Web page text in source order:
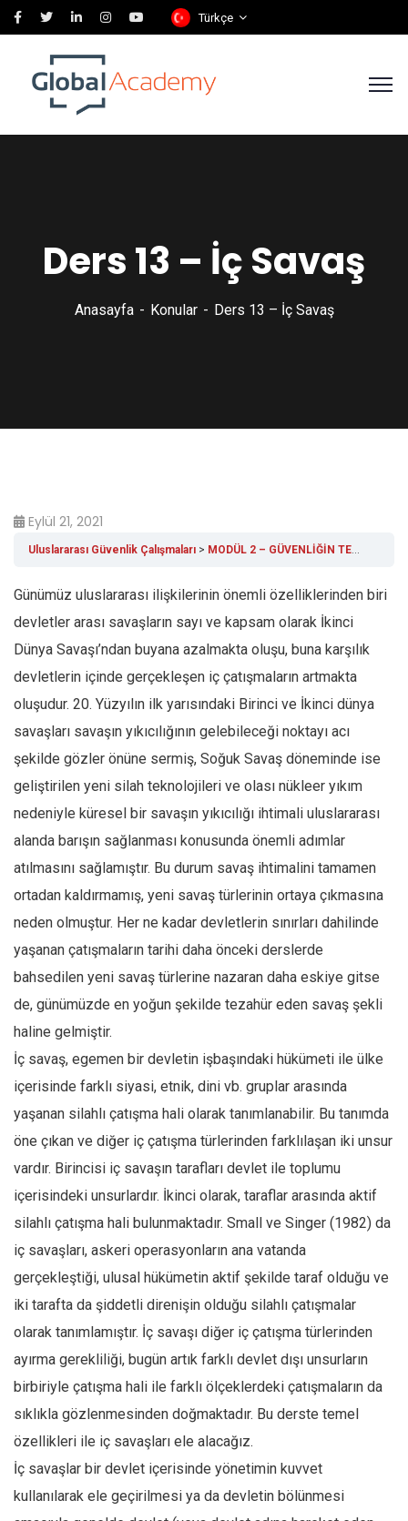
Türkçe
Ders 13 – İç Savaş
Anasayfa Konular Ders 13 – İç Savaş
Eylül 21, 2021
Uluslararası Güvenlik Çalışmaları MODÜL 2 – GÜVENLİĞİN TEMEL KAVRAMLARI
Günümüz uluslararası ilişkilerinin önemli özelliklerinden biri
devletler arası savaşların sayı ve kapsam olarak İkinci
Dünya Savaşı’ndan buyana azalmakta oluşu, buna karşılık
devletlerin içinde gerçekleşen iç çatışmaların artmakta
oluşudur. 20. Yüzyılın ilk yarısındaki Birinci ve İkinci dünya
savaşları savaşın yıkıcılığının gelebileceği noktayı acı
şekilde gözler önüne sermiş, Soğuk Savaş döneminde ise
geliştirilen yeni silah teknolojileri ve olası nükleer yıkım
nedeniyle küresel bir savaşın yıkıcılığı ihtimali uluslararası
alanda barışın sağlanması konusunda önemli adımlar
atılmasını sağlamıştır. Bu durum savaş ihtimalini tamamen
ortadan kaldırmamış, yeni savaş türlerinin ortaya çıkmasına
neden olmuştur. Her ne kadar devletlerin sınırları dahilinde
yaşanan çatışmaların tarihi daha önceki derslerde
bahsedilen yeni savaş türlerine nazaran daha eskiye gitse
de, günümüzde en yoğun şekilde tezahür eden savaş şekli
haline gelmiştir.
İç savaş, egemen bir devletin işbaşındaki hükümeti ile ülke
içerisinde farklı siyasi, etnik, dini vb. gruplar arasında
yaşanan silahlı çatışma hali olarak tanımlanabilir. Bu tanımda
öne çıkan ve diğer iç çatışma türlerinden farklılaşan iki unsur
vardır. Birincisi iç savaşın tarafları devlet ile toplumu
içerisindeki unsurlardır. İkinci olarak, taraflar arasında aktif
silahlı çatışma hali bulunmaktadır. Small ve Singer (1982) da
iç savaşları, askeri operasyonların ana vatanda
gerçekleştiği, ulusal hükümetin aktif şekilde taraf olduğu ve
iki tarafta da şiddetli direnişin olduğu silahlı çatışmalar
olarak tanımlamıştır. İç savaşı diğer iç çatışma türlerinden
ayırma gerekliliği, bugün artık farklı devlet dışı unsurların
birbiriyle çatışma hali ile farklı ölçeklerdeki çatışmaların da
sıklıkla gözlenmesinden doğmaktadır. Bu derste temel
özellikleri ile iç savaşları ele alacağız.
İç savaşlar bir devlet içerisinde yönetimin kuvvet
kullanılarak ele geçirilmesi ya da devletin bölünmesi